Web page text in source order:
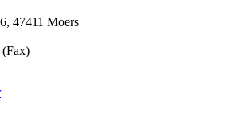
47411 Moers
(Fax)